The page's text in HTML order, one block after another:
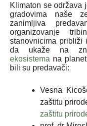
Klimaton se održava
gradovima naše
zanimljiva
organizovanje
stanovnicima približi
da ukaže na
ekosistema na
bili su predavači:
Vesna
zaštitu
zaštitu